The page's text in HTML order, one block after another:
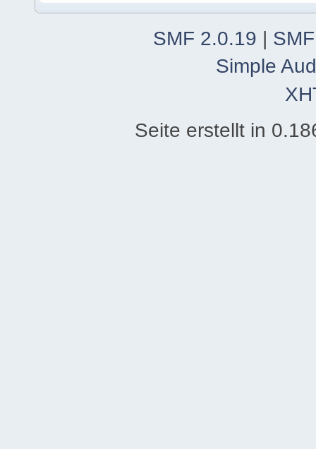
SMF 2.0.19
Simple
Seite erstellt in